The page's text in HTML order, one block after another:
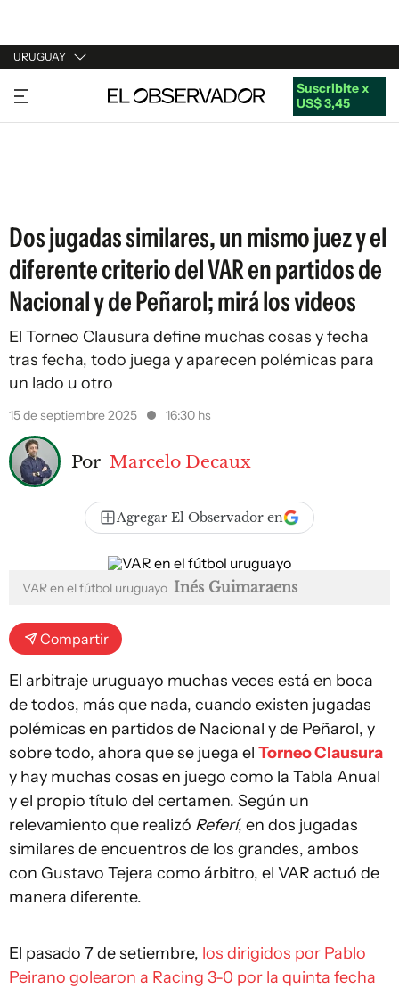
URUGUAY
URUGUAY
ARGENTINA
Suscribite x
US$ 3,45
Dos jugadas similares, un mismo juez y el
diferente criterio del VAR en partidos de
Nacional y de Peñarol; mirá los videos
El Torneo Clausura define muchas cosas y fecha
tras fecha, todo juega y aparecen polémicas para
un lado u otro
15 de septiembre 2025 16:30 hs
Por Marcelo Decaux
Agregar El Observador en
VAR en el fútbol uruguayo Inés Guimaraens
Compartir
El arbitraje uruguayo muchas veces está en boca
de todos, más que nada, cuando existen jugadas
polémicas en partidos de Nacional y de Peñarol, y
sobre todo, ahora que se juega el Torneo Clausura
y hay muchas cosas en juego como la Tabla Anual
y el propio título del certamen. Según un
relevamiento que realizó Referí, en dos jugadas
similares de encuentros de los grandes, ambos
con Gustavo Tejera como árbitro, el VAR actuó de
manera diferente.
El pasado 7 de setiembre, los dirigidos por Pablo
Peirano golearon a Racing 3-0 por la quinta fecha